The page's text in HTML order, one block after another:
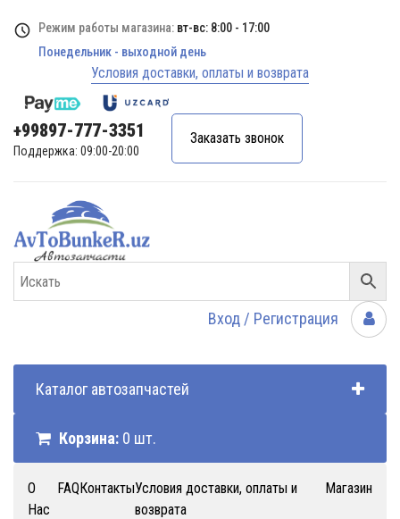
Режим работы магазина: вт-вс: 8:00 - 17:00
Понедельник - выходной день
Условия доставки, оплаты и возврата
+99897-777-3351
Поддержка: 09:00-20:00
Заказать звонок
Вход / Регистрация
Каталог автозапчастей
Корзина: 0 шт.
О
Нас
FAQКонтактыУсловия доставки, оплаты и
возврата
Магазин